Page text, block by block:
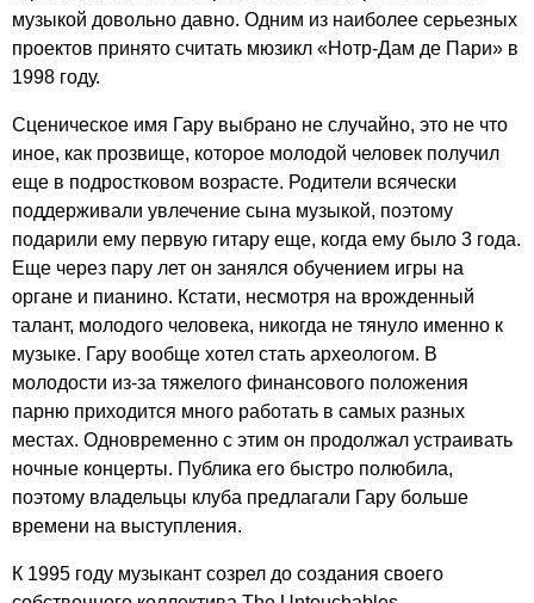
музыкой довольно давно. Одним из наиболее серьезных
проектов принято считать мюзикл «Нотр-Дам де Пари» в
1998 году.
Сценическое имя Гару выбрано не случайно, это не что
иное, как прозвище, которое молодой человек получил
еще в подростковом возрасте. Родители всячески
поддерживали увлечение сына музыкой, поэтому
подарили ему первую гитару еще, когда ему было 3 года.
Еще через пару лет он занялся обучением игры на
органе и пианино. Кстати, несмотря на врожденный
талант, молодого человека, никогда не тянуло именно к
музыке. Гару вообще хотел стать археологом. В
молодости из-за тяжелого финансового положения
парню приходится много работать в самых разных
местах. Одновременно с этим он продолжал устраивать
ночные концерты. Публика его быстро полюбила,
поэтому владельцы клуба предлагали Гару больше
времени на выступления.
К 1995 году музыкант созрел до создания своего